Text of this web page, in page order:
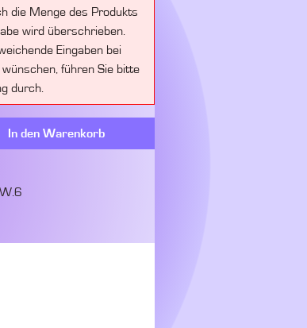
die Menge des Produkts
wird überschrieben.
Eingaben bei
führen Sie bitte
durch.
den gewünschten Wert ein oder
In den Warenkorb